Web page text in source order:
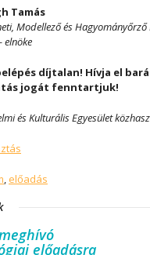
Tamás
Modellező és
elnöke
díjtalan! Hívja el
jogát fenntartjuk!
és Kulturális Egyesület
, előadás
előadásra